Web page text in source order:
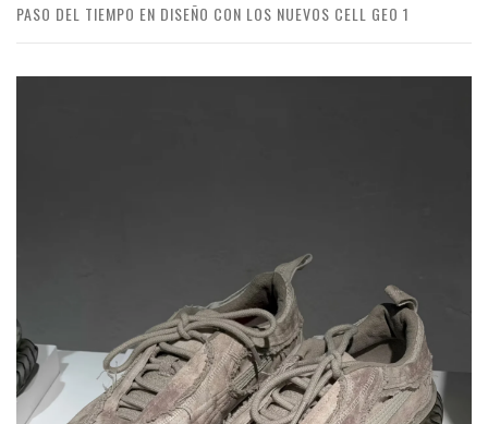
PASO DEL TIEMPO EN DISEÑO CON LOS NUEVOS CELL GEO 1